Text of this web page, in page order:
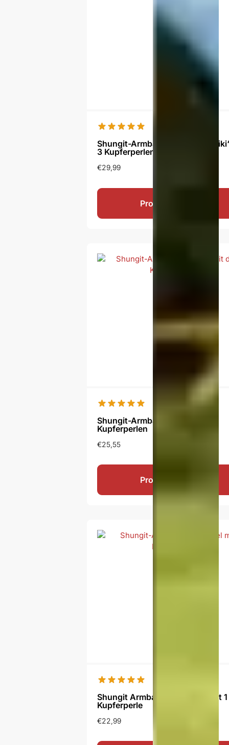
Shungit-Armband „Med tri
3 Kupferperlen
€29,99
Produkt ansehen
Shungit-Armband Med tri mit 3
Kupferperlen
€25,55
Produkt ansehen
Shungit Armband Pokupatel mit 1
Kupferperle
€22,99